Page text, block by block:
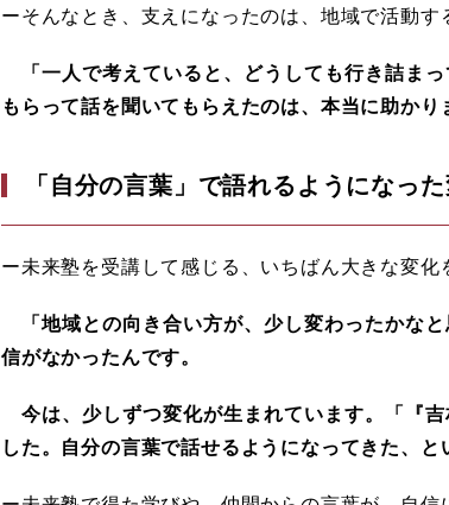
ーそんなとき、支えになったのは、地域で活動す
「一人で考えていると、どうしても行き詰ま
もらって話を聞いてもらえたのは、本当に助かり
「自分の言葉」で語れるようになっ
ー未来塾を受講して感じる、いちばん大きな変化
「地域との向き合い方が、少し変わったかな
信がなかったんです。
今は、少しずつ変化が生まれています。「『
した。自分の言葉で話せるようになってきた、と